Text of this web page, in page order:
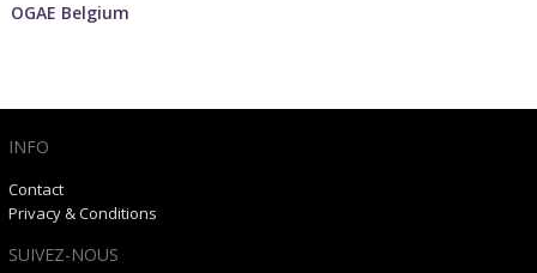
OGAE Belgium
INFO
Contact
Privacy & Conditions
SUIVEZ-NOUS